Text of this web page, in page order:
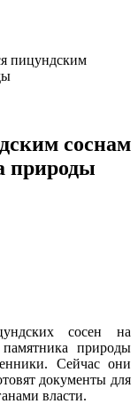
пицундским
соснам
природы
сосен на
природы
Сейчас они
документы для
власти.